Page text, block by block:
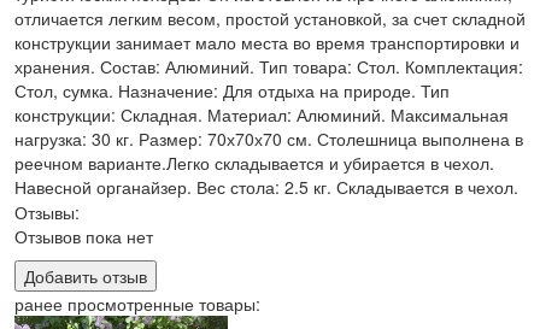
отличается легким весом, простой установкой, за счет складной
конструкции занимает мало места во время транспортировки и
хранения. Состав: Алюминий. Тип товара: Стол. Комплектация:
Стол, сумка. Назначение: Для отдыха на природе. Тип
конструкции: Складная. Материал: Алюминий. Максимальная
нагрузка: 30 кг. Размер: 70х70х70 см. Столешница выполнена в
реечном варианте.Легко складывается и убирается в чехол.
Навесной органайзер. Вес стола: 2.5 кг. Складывается в чехол.
Отзывы:
Отзывов пока нет
Добавить отзыв
ранее просмотренные товары: